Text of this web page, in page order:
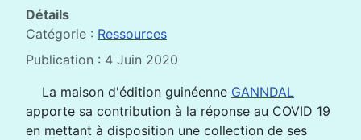
Détails
Catégorie : Ressources
Publication : 4 Juin 2020
La maison d'édition guinéenne GANNDAL
apporte sa contribution à la réponse au COVID 19
en mettant à disposition une collection de ses